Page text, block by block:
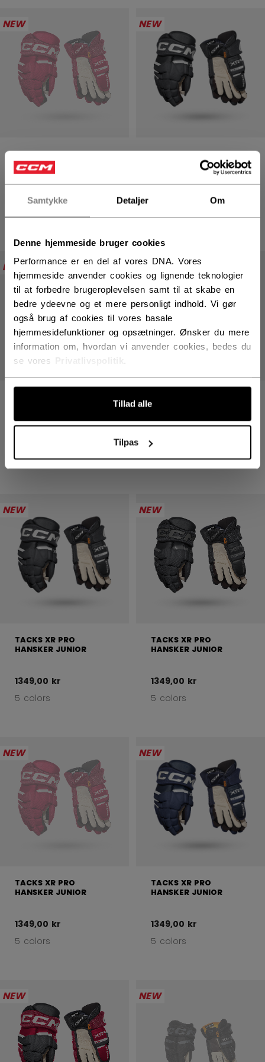
Samtykke Detaljer Om
Denne hjemmeside bruger cookies
Performance er en del af vores DNA. Vores
hjemmeside anvender cookies og lignende teknologier
til at forbedre brugeroplevelsen samt til at skabe en
bedre ydeevne og et mere personligt indhold. Vi gør
også brug af cookies til vores basale
hjemmesidefunktioner og opsætninger. Ønsker du mere
information om, hvordan vi anvender cookies, bedes du
se vores
.
Tillad alle
Tilpas
NEW
TACKS XR PRO
HANSKER SENIOR
1699,00 kr
NEW
TACKS XR PRO
HANSKER SENIOR
NEW
4 colors
NEW
HANSKER SENIOR
NEW
TACKS XR PRO
HANSKER JUNIOR
1349,00 kr
5 colors
NEW
TACKS XR PRO
HANSKER JUNIOR
1349,00 kr
5 colors
NEW
TACKS XR PRO
HANSKER JUNIOR
1349,00 kr
5 colors
NEW
TACKS XR PRO
HANSKER JUNIOR
1349,00 kr
5 colors
NEW NEW